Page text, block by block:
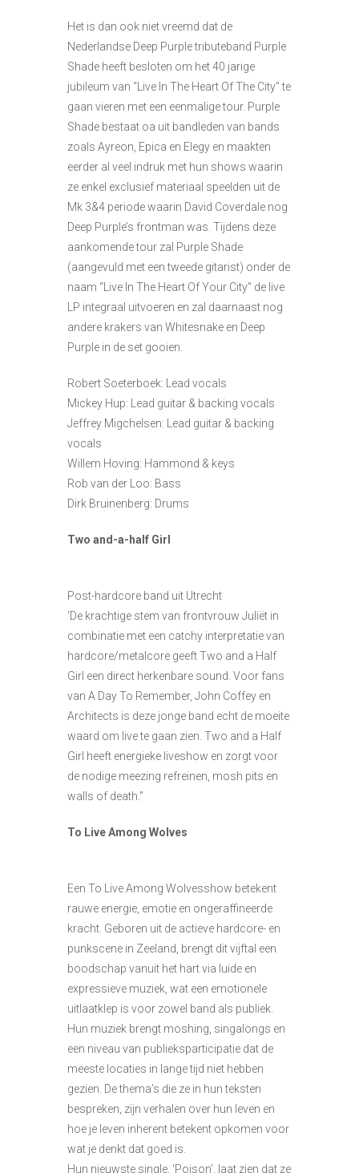
Het is dan ook niet vreemd dat de
Nederlandse Deep Purple tributeband Purple
Shade heeft besloten om het 40 jarige
jubileum van “Live In The Heart Of The City” te
gaan vieren met een eenmalige tour. Purple
Shade bestaat oa uit bandleden van bands
zoals Ayreon, Epica en Elegy en maakten
eerder al veel indruk met hun shows waarin
ze enkel exclusief materiaal speelden uit de
Mk 3&4 periode waarin David Coverdale nog
Deep Purple’s frontman was. Tijdens deze
aankomende tour zal Purple Shade
(aangevuld met een tweede gitarist) onder de
naam “Live In The Heart Of Your City” de live
LP integraal uitvoeren en zal daarnaast nog
andere krakers van Whitesnake en Deep
Purple in de set gooien.
Robert Soeterboek: Lead vocals
Mickey Hup: Lead guitar & backing vocals
Jeffrey Migchelsen: Lead guitar & backing
vocals
Willem Hoving: Hammond & keys
Rob van der Loo: Bass
Dirk Bruinenberg: Drums
Two and-a-half Girl
Post-hardcore band uit Utrecht
‘De krachtige stem van frontvrouw Juliët in
combinatie met een catchy interpretatie van
hardcore/metalcore geeft Two and a Half
Girl een direct herkenbare sound. Voor fans
van A Day To Remember, John Coffey en
Architects is deze jonge band echt de moeite
waard om live te gaan zien. Two and a Half
Girl heeft energieke liveshow en zorgt voor
de nodige meezing refreinen, mosh pits en
walls of death.”
To Live Among Wolves
Een To Live Among Wolvesshow betekent
rauwe energie, emotie en ongeraffineerde
kracht. Geboren uit de actieve hardcore- en
punkscene in Zeeland, brengt dit vijftal een
boodschap vanuit het hart via luide en
expressieve muziek, wat een emotionele
uitlaatklep is voor zowel band als publiek.
Hun muziek brengt moshing, singalongs en
een niveau van publieksparticipatie dat de
meeste locaties in lange tijd niet hebben
gezien. De thema’s die ze in hun teksten
bespreken, zijn verhalen over hun leven en
hoe je leven inherent betekent opkomen voor
wat je denkt dat goed is.
Hun nieuwste single, ‘Poison’, laat zien dat ze